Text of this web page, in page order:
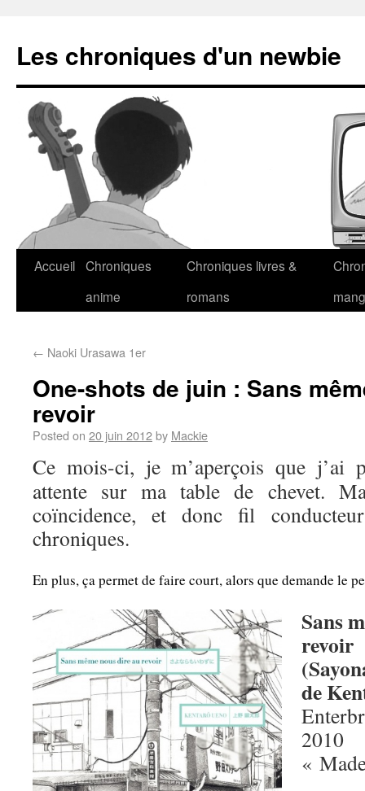
Les chroniques d'un newbie
Accueil Chroniques
anime
Chroniques livres &
romans
← Naoki Urasawa 1er
One-shots de juin : Sans
revoir
Posted on 20 juin 2012by Mackie
Ce mois-ci, je m’aperçois que j’ai
attente sur ma table de chevet.
coïncidence, et donc fil
chroniques.
En plus, ça permet de faire court, alors que demande le
Sans
revoir
de
2010
«